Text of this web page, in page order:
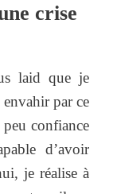
crise
laid que je
envahir par ce
confiance
d’avoir
je réalise à